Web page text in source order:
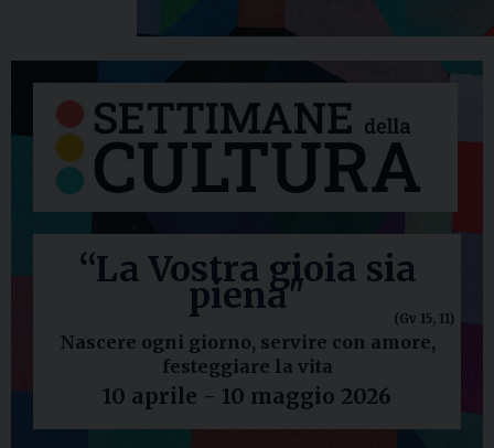
“La Vostra gioia sia
piena"
(Gv 15, 11)
Nascere ogni giorno, servire con amore,
festeggiare la vita
10 aprile - 10 maggio 2026